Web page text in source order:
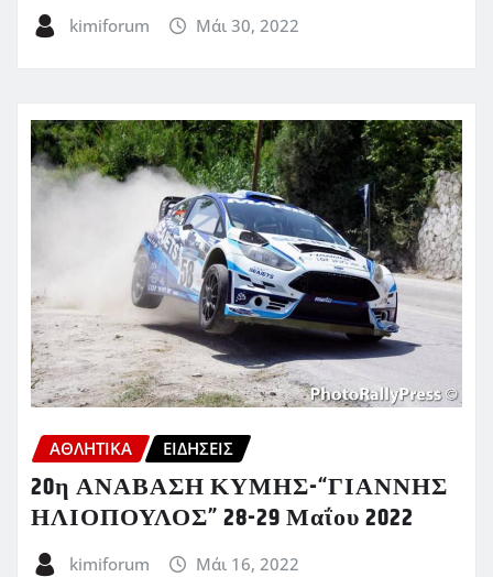
kimiforum Μάι 30, 2022
ΑΘΛΗΤΙΚΑ ΕΙΔΗΣΕΙΣ
20η ΑΝΑΒΑΣΗ ΚΥΜΗΣ-“ΓΙΑΝΝΗΣ
ΗΛΙΟΠΟΥΛΟΣ” 28-29 Μαΐου 2022
kimiforum Μάι 16, 2022